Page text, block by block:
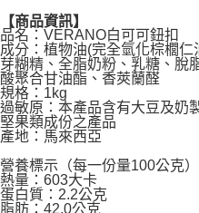
【商品資訊】
品名：VERANO白可可鈕扣
成分：植物油(完全氫化棕櫚
芽糊精、全脂奶粉、乳糖、脫
酸聚合甘油酯、香莢蘭醛
規格：1kg
過敏原：本產品含有大豆及奶
堅果類成份之產品
產地：馬來西亞
營養標示（每一份量100公克）
熱量：603大卡
蛋白質：2.2公克
脂肪：42.0公克